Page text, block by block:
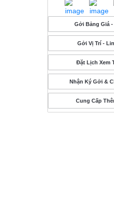
Gởi Bảng Giá
Gởi Vị Trí -
Đặt Lịch Xem
Nhận Ký Gởi &
Cung Cấp